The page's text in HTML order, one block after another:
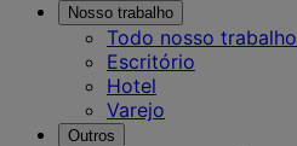
Nosso trabalho
Todo nosso trabalho
Escritório
Hotel
Varejo
Outros